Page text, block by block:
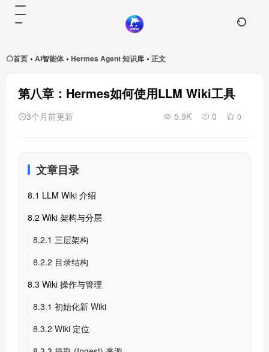
首页 • AI智能体 • Hermes Agent 知识库 • 正文
第八章：Hermes如何使用LLM Wiki工具
3个月前更新 5.9K 0 0
文章目录
8.1 LLM Wiki 介绍
8.2 Wiki 架构与分层
8.2.1 三层架构
8.2.2 目录结构
8.3 Wiki 操作与管理
8.3.1 初始化新 Wiki
8.3.2 Wiki 定位